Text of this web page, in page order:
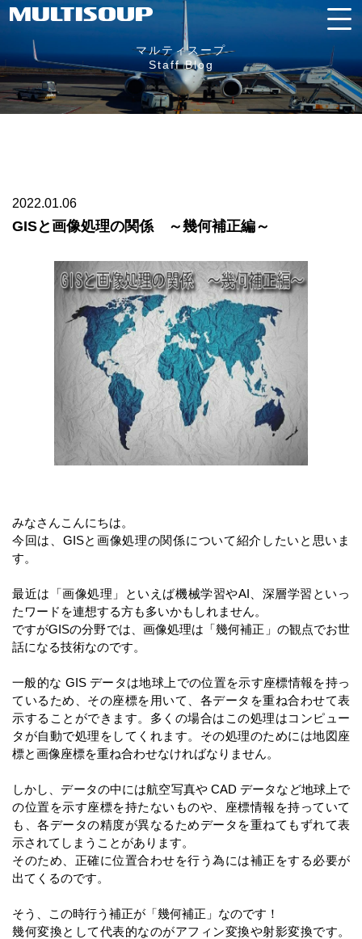
マルティスープ
Staff Blog
2022.01.06
GISと画像処理の関係 ～幾何補正編～
みなさんこんにちは。
今回は、GISと画像処理の関係について紹介したいと思いま
す。
最近は「画像処理」といえば機械学習やAI、深層学習といっ
たワードを連想する方も多いかもしれません。
ですがGISの分野では、画像処理は「幾何補正」の観点でお世
話になる技術なのです。
一般的な GIS データは地球上での位置を示す座標情報を持っ
ているため、その座標を用いて、各データを重ね合わせて表
示することができます。多くの場合はこの処理はコンピュー
タが自動で処理をしてくれます。その処理のためには地図座
標と画像座標を重ね合わせなければなりません。
しかし、データの中には航空写真や CAD データなど地球上で
の位置を示す座標を持たないものや、座標情報を持っていて
も、各データの精度が異なるためデータを重ねてもずれて表
示されてしまうことがあります。
そのため、正確に位置合わせを行う為には補正をする必要が
出てくるのです。
そう、この時行う補正が「幾何補正」なのです！
幾何変換として代表的なのがアフィン変換や射影変換です。